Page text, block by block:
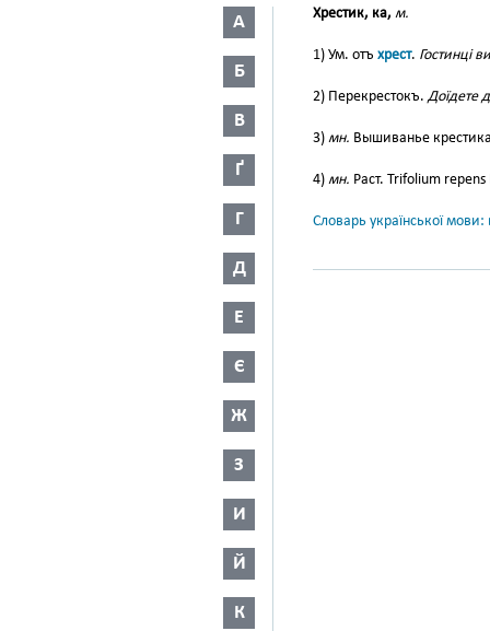
А
Б
В
Ґ
Г
Д
Е
Є
Ж
З
И
Й
К
Хрестик, ка, м.
1) Ум. отъ хрест. Гостинці
2) Перекрестокъ.Доїдете
3) мн. Вышиванье
4) мн. Раст. Trifolium
Словарь української